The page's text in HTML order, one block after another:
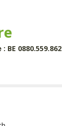
0880.559.862